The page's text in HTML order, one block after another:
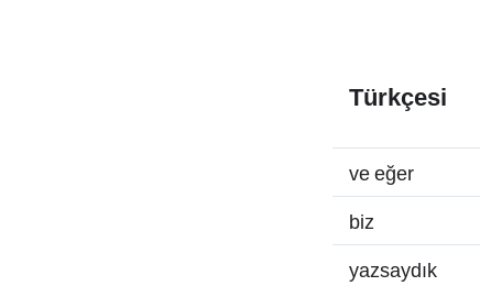
Türkçesi
ve eğer
biz
yazsaydık